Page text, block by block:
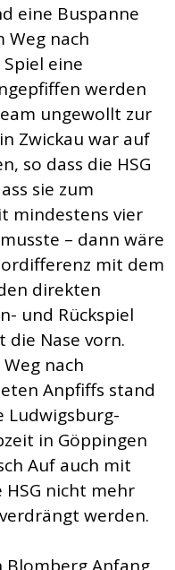
eine Buspanne
Weg nach
eine
werden
ungewollt zur
Zwickau war auf
so dass die HSG
sie zum
mindestens vier
– dann wäre
mit dem
direkten
und Rückspiel
Nase vorn.
nach
Anpfiffs stand
Ludwigsburg-
in Göppingen
Auf auch mit
nicht mehr
werden.